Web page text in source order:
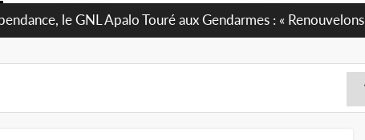
de réforme constitutionnelle en gestation, points clés des